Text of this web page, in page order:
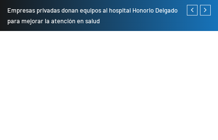
Empresas privadas donan equipos al hospital Honorio Delgado
para mejorar la atención en salud
Cambio de